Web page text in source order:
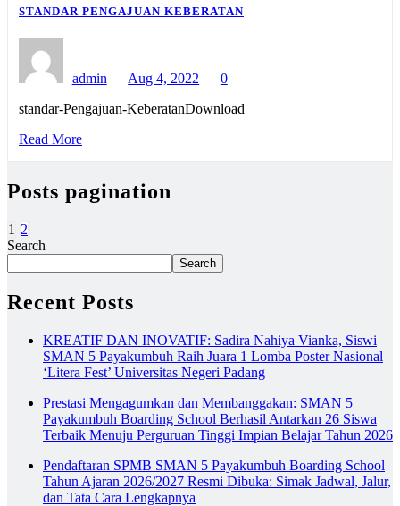
STANDAR PENGAJUAN KEBERATAN
admin Aug 4, 2022
0
standar-Pengajuan-KeberatanDownload
Read More
Posts pagination
1 2
Search
Search
Recent Posts
KREATIF DAN INOVATIF: Sadira Nahiya Vianka, Siswi
SMAN 5 Payakumbuh Raih Juara 1 Lomba Poster Nasional
‘Litera Fest’ Universitas Negeri Padang
Prestasi Mengagumkan dan Membanggakan: SMAN 5
Payakumbuh Boarding School Berhasil Antarkan 26 Siswa
Terbaik Menuju Perguruan Tinggi Impian Belajar Tahun 2026
Pendaftaran SPMB SMAN 5 Payakumbuh Boarding School
Tahun Ajaran 2026/2027 Resmi Dibuka: Simak Jadwal, Jalur,
dan Tata Cara Lengkapnya